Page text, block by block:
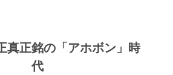
真正銘の「アホボン」時
代